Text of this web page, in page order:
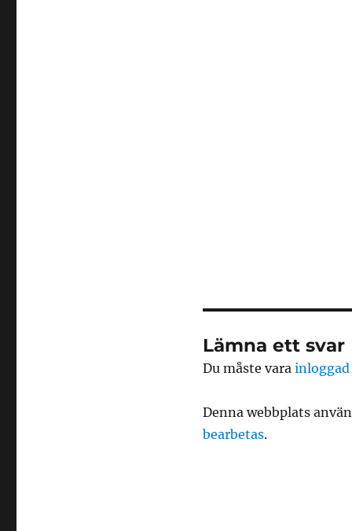
Lämna ett svar
Du måste vara inloggad
Denna webbplats
bearbetas.